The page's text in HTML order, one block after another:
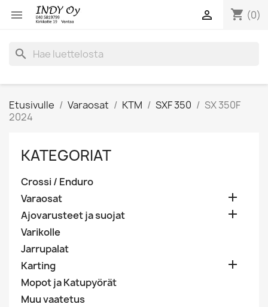
 shopping_cart (0)

search
Etusivulle Varaosat KTM SXF 350
SX 350F
2024
KATEGORIAT
Crossi / Enduro
Varaosat

Ajovarusteet ja suojat 
Varikolle
Jarrupalat
Karting

Mopot ja Katupyörät
Muu vaatetus